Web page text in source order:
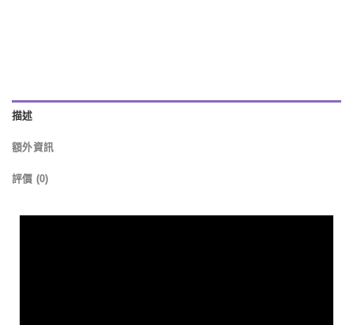
描述
額外資訊
評價 (0)